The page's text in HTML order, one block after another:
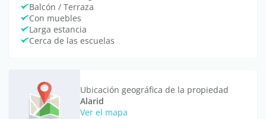
Balcón / Terraza
Con muebles
Larga estancia
Cerca de las escuelas
Ubicación geográfica de la propiedad
Alarid
Ver el mapa